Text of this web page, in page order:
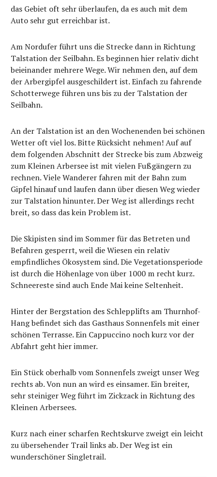
das Gebiet oft sehr überlaufen, da es auch mit dem
Auto sehr gut erreichbar ist.
Am Nordufer führt uns die Strecke dann in Richtung
Talstation der Seilbahn. Es beginnen hier relativ dicht
beieinander mehrere Wege. Wir nehmen den, auf dem
der Arbergipfel ausgeschildert ist. Einfach zu fahrende
Schotterwege führen uns bis zu der Talstation der
Seilbahn.
An der Talstation ist an den Wochenenden bei schönen
Wetter oft viel los. Bitte Rücksicht nehmen! Auf auf
dem folgenden Abschnitt der Strecke bis zum Abzweig
zum Kleinen Arbersee ist mit vielen Fußgängern zu
rechnen. Viele Wanderer fahren mit der Bahn zum
Gipfel hinauf und laufen dann über diesen Weg wieder
zur Talstation hinunter. Der Weg ist allerdings recht
breit, so dass das kein Problem ist.
Die Skipisten sind im Sommer für das Betreten und
Befahren gesperrt, weil die Wiesen ein relativ
empfindliches Ökosystem sind. Die Vegetationsperiode
ist durch die Höhenlage von über 1000 m recht kurz.
Schneereste sind auch Ende Mai keine Seltenheit.
Hinter der Bergstation des Schlepplifts am Thurnhof-
Hang befindet sich das Gasthaus Sonnenfels mit einer
schönen Terrasse. Ein Cappuccino noch kurz vor der
Abfahrt geht hier immer.
Ein Stück oberhalb vom Sonnenfels zweigt unser Weg
rechts ab. Von nun an wird es einsamer. Ein breiter,
sehr steiniger Weg führt im Zickzack in Richtung des
Kleinen Arbersees.
Kurz nach einer scharfen Rechtskurve zweigt ein leicht
zu übersehender Trail links ab. Der Weg ist ein
wunderschöner Singletrail.